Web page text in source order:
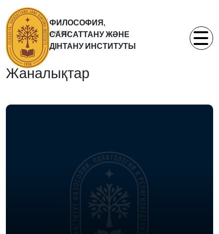
ФИЛОСОФИЯ,
САЯСАТТАНУ ЖӘНЕ
ДІНТАНУ ИНСТИТУТЫ
Басты бет
Жаналықтар
Статьи
Жаналықтар